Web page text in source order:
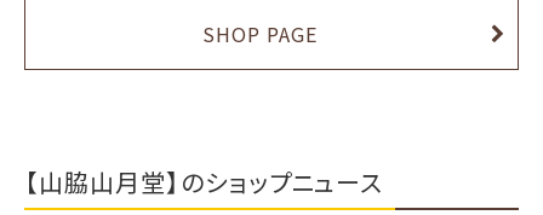
SHOP PAGE
【山脇山月堂】のショップニュース